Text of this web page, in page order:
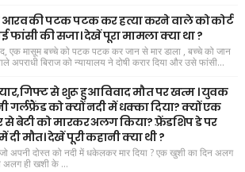
की पटक पटक कर हत्या करने वाले को कोर्ट
फांसी की सजा। देखें पूरा मामला क्या था ?
एक मासूम बच्चे को पटक पटक कर जान से मार डाला , बच्चे को जान
अपराधी बिराज को न्यायालय ने दोषी करार दिया और उसे फांसी...
से शुरू हुआ विवाद मौत पर खत्म । युवक
गर्लफ्रैंड को क्यों नदी में धक्का दिया? क्यों एक
से बेटी को मारकर अलग किया? फ़्रेंडशिप डे पर
दी मौत। देखें पूरी कहानी क्या थी ?
जो अपनी दोस्त को नदी में धकेलकर मार दिया ? एक खुशी का दिन अलग
अलग ही खशी के ...